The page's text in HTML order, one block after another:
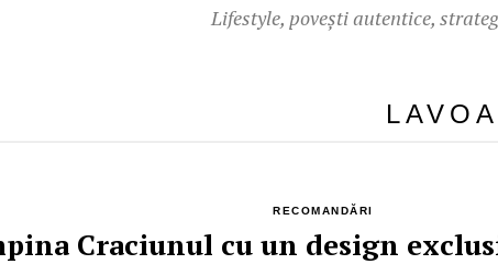
Lifestyle, povești autentice,
RECOMANDĂRI
Craciunul cu un design